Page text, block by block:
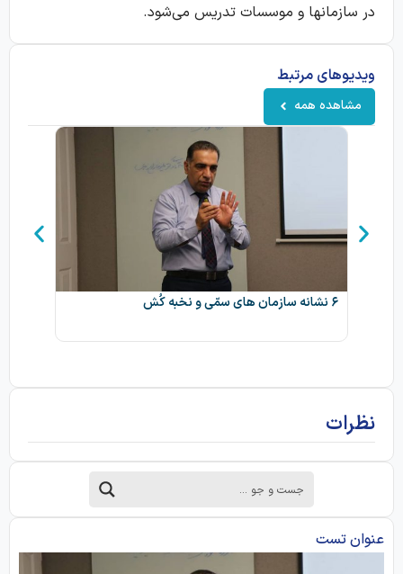
در سازمانها و موسسات تدریس می‌شود.
ویدیوهای مرتبط
مشاهده همه
۶ نشانه سازمان های سمّی و نخبه کُش
نظرات
عنوان تست